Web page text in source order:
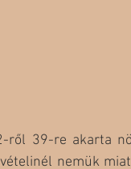
ről 39-re akarta
nemük